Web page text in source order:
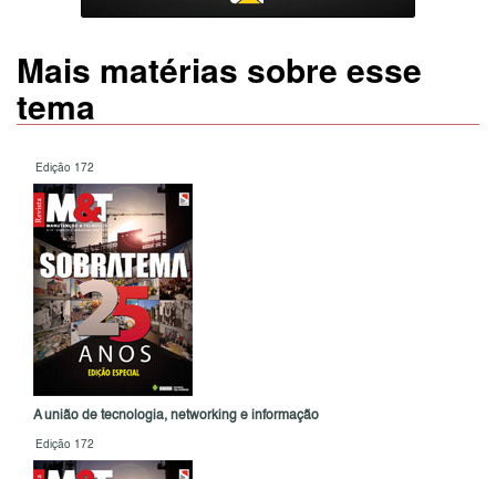
Mais matérias sobre esse
tema
Edição 172
A união de tecnologia, networking e informação
Edição 172